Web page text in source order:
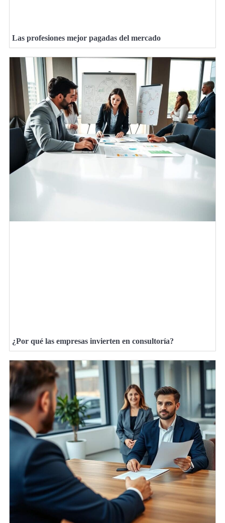
Las profesiones mejor pagadas del mercado
¿Por qué las empresas invierten en consultoría?